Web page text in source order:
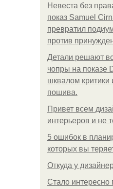
Невеста без
показ Samuel
превратил
против
Детали решают
чопры на показе
шквалом критики
пошива.
Привет всем
интерьеров и не
5 ошибок в
которых вы
Откуда у
Стало интересно